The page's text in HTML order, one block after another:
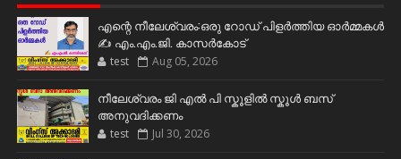
എന്റെ നീലേശ്വരം:ഒരു റോഡ് പിളർത്തിയ ഓർമ്മകൾ
✍️ എം.എം.ജി. കാസർകോട്
test Aug 05, 2026
നീലേശ്വരം ജി എൽ പി സ്കൂളിൽ സ്കൂൾ ബസ്
അനുവദിക്കണം
test Jul 30, 2026